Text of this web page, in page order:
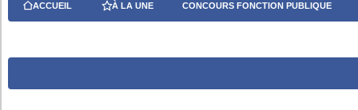
ACCUEIL À LA UNE CONCOURS FONCTION PUBLIQUE